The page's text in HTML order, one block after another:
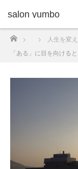
salon yumbo
人生を変
「ある」に目を向けると